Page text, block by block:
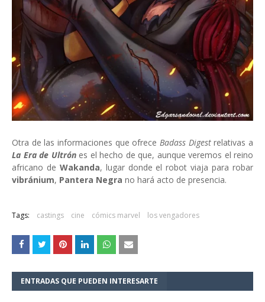
Otra de las informaciones que ofrece Badass Digestrelativas a
La Era de Ultrón es el hecho de que, aunque veremos el reino
africano de Wakanda, lugar donde el robot viaja para robar
vibránium, Pantera Negra no hará acto de presencia.
Tags: castings cine cómics marvel los vengadores
ENTRADAS QUE PUEDEN INTERESARTE